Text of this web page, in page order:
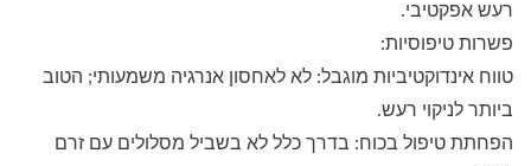
רעש אפקטיבי.
פשרות טיפוסיות:
טווח אינדוקטיביות מוגבל: לא לאחסון אנרגיה משמעותי; הטוב
ביותר לניקוי רעש.
הפחתת טיפול בכוח: בדרך כלל לא בשביל מסלולים עם זרם